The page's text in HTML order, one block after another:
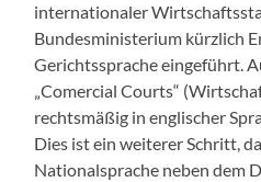
internationaler
Bundesministerium kürzlich
Gerichtssprache eingeführt.
„Comercial Courts“
rechtsmäßig in englischer
Dies ist ein weiterer Schritt,
Nationalsprache neben dem